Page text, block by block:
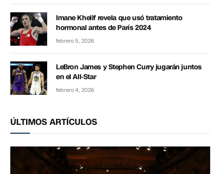
Imane Khelif revela que usó tratamiento
hormonal antes de París 2024
febrero 5, 2026
LeBron James y Stephen Curry jugarán juntos
en el All-Star
febrero 4, 2026
ÚLTIMOS ARTÍCULOS